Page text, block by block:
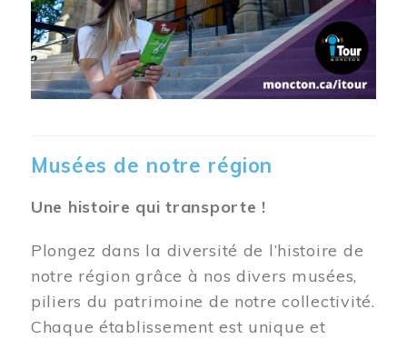
Musées de notre région
Une histoire qui transporte !
Plongez dans la diversité de l’histoire de
notre région grâce à nos divers musées,
piliers du patrimoine de notre collectivité.
Chaque établissement est unique et